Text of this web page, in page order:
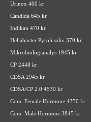
Urinox 400 kr
Candida 645 kr
Indikan 470 kr
Heliabacter Pyroli saliv 370 kr
Mikrobiologianalys 1945 kr
CP 2448 kr
CDSA 2945 kr
CDSA/CP 2.0 4539 kr
Com. Female Hormone 4350 kr
Com. Male Hormone 3845 kr